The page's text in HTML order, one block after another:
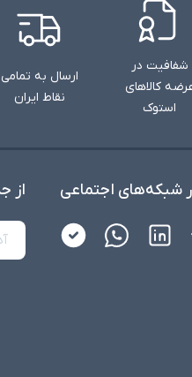
شفافیت در
کالاهای
استوک
ارسال به تمامی
نقاط ایران
شبکه‌های اجتماعی از